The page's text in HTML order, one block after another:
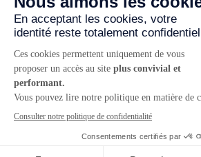
VOUS ÊTES...
NOUS CONTACTER
© 2026 www.gigamic.com
Politique de confidentialité
Création